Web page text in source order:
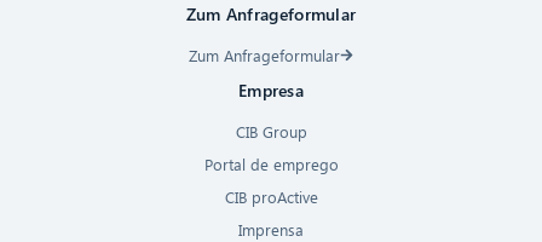
Zum Anfrageformular
Zum Anfrageformular
Empresa
CIB Group
Portal de emprego
CIB proActive
Imprensa